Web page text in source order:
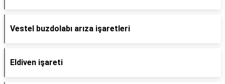
Vestel buzdolabı arıza işaretleri
Eldiven işareti